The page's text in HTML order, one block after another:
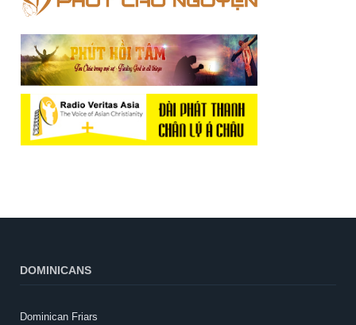
DOMINICANS
Dominican Friars